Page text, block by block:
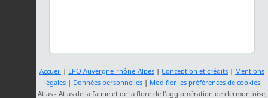
Accueil | LPO Auvergne-rhône-Alpes | Conception et crédits | Mentions
légales| Données personnelles| Modifier les préférences de cookies
Atlas - Atlas de la faune et de la flore de l'agglomération de clermontoise,